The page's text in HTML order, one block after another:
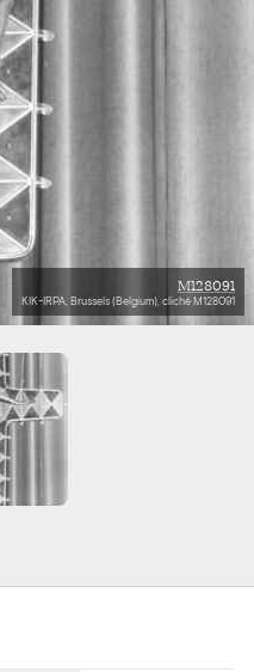
M128091
KIK-IRPA, Brussels (Belgium), cliché M128091